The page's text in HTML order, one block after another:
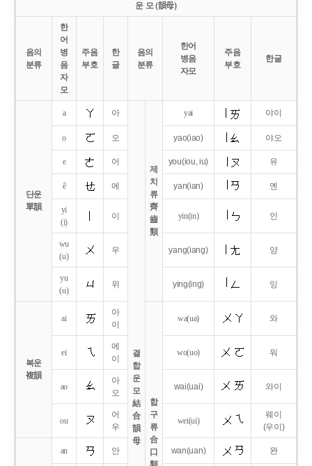
운 모 (韻母)
음의
분류
한
어
병
음
자
모
주음
부호
한
글
음의
분류
한어
병음
자모
주음
부호
한글
단운
單韻
a 아
결
합
운
모
結
合
韻
母
제
치
류
齊
齒
類
yai 야이
o 오 yao(iao) 야오
e 어 you(iou,iu) 유
ê 에 yan(ian) 옌
yi
(i)
이 yin(in) 인
wu
(u)
우 yang(iang) 양
yu
(u)
위 ying(ing) 잉
복운
複韻
ai
아
이
합
구
류
合
口
wa(ua) 와
ei
에
이
wo(uo) 워
ao
아
오
wai(uai) 와이
ou
어
우
wei(ui)
웨이
(우이)
an 안 wan(uan) 완